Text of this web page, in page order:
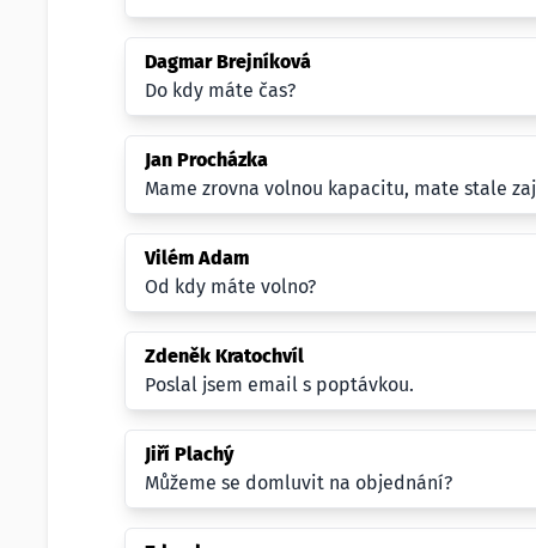
Dagmar Brejníková
Do kdy máte čas?
Jan Procházka
Mame zrovna volnou kapacitu, mate stale
Vilém Adam
Od kdy máte volno?
Zdeněk Kratochvíl
Poslal jsem email s poptávkou.
Jiří Plachý
Můžeme se domluvit na objednání?